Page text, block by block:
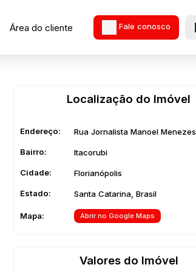
Fale conosco
Área do cliente
Localização do Imóvel
Endereço: Rua Jornalista Manoel Menezes
Bairro: Itacorubi
Cidade: Florianópolis
Estado: Santa Catarina, Brasil
Mapa: Abrir no Google Maps
Valores do Imóvel